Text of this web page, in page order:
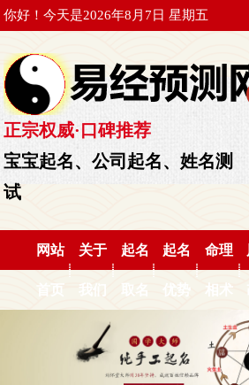
你好！今天是2026年8月7日 星期五
正宗权威·口碑推荐
宝宝起名、公司起名、姓名测
试
网站
首页
关于
我们
起名
取名
起名
优势
命理
相术